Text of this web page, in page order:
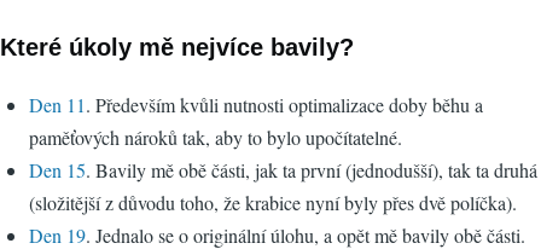
Které úkoly mě nejvíce bavily?
Den 11. Především kvůli nutnosti optimalizace doby běhu a
paměťových nároků tak, aby to bylo upočítatelné.
Den 15. Bavily mě obě části, jak ta první (jednodušší), tak ta druhá
(složitější z důvodu toho, že krabice nyní byly přes dvě políčka).
Den 19. Jednalo se o originální úlohu, a opět mě bavily obě části.